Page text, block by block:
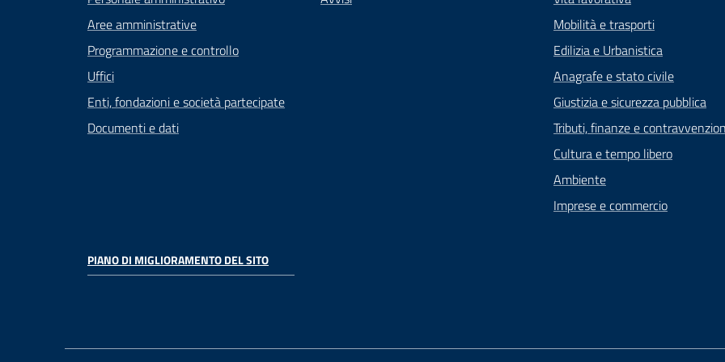
Aree amministrative
Programmazione e controllo
Uffici
Enti, fondazioni e società partecipate
Documenti e dati
Mobilità e trasporti
Edilizia e Urbanistica
Anagrafe e stato civile
Giustizia e sicurezza pubblica
Tributi, finanze e
Cultura e tempo libero
Ambiente
Imprese e commercio
PIANO DI MIGLIORAMENTO DEL SITO